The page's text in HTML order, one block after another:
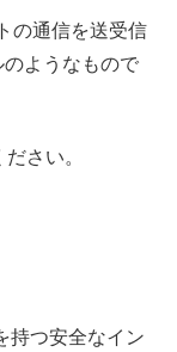
の通信を送受信
ようなもので
さい。
持つ安全なイン